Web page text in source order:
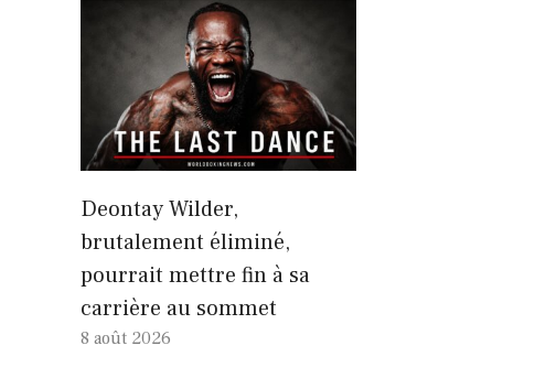
Deontay Wilder,
brutalement éliminé,
pourrait mettre fin à sa
carrière au sommet
8 août 2026